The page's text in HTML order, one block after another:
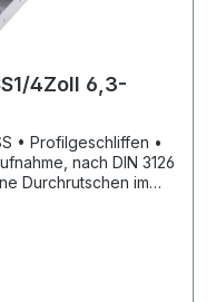
4Zoll 6,3-
nach DIN 3126
Durchrutschen im